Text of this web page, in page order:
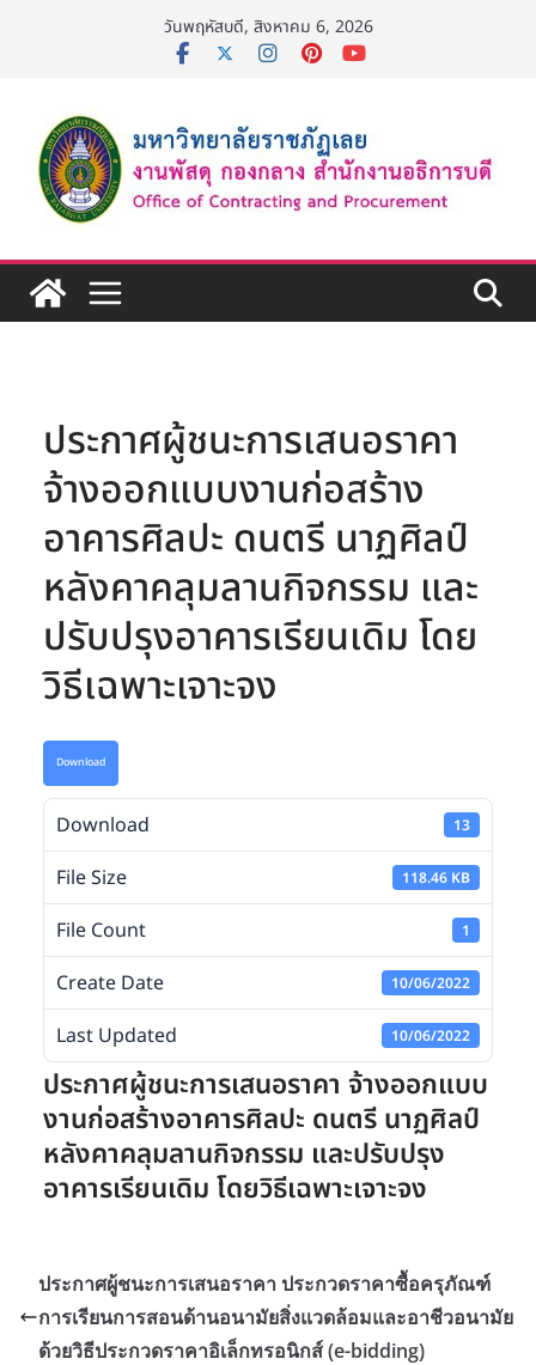
วันพฤหัสบดี, สิงหาคม 6, 2026
ประกาศผู้ชนะการเสนอราคา
จ้างออกแบบงานก่อสร้าง
อาคารศิลปะ ดนตรี นาฏศิลป์
หลังคาคลุมลานกิจกรรม และ
ปรับปรุงอาคารเรียนเดิม โดย
วิธีเฉพาะเจาะจง
Download
Download 13
File Size 118.46 KB
File Count 1
Create Date 10/06/2022
Last Updated 10/06/2022
ประกาศผู้ชนะการเสนอราคา จ้างออกแบบ
งานก่อสร้างอาคารศิลปะ ดนตรี นาฏศิลป์
หลังคาคลุมลานกิจกรรม และปรับปรุง
อาคารเรียนเดิม โดยวิธีเฉพาะเจาะจง
ประกาศผู้ชนะการเสนอราคา ประกวดราคาซื้อครุภัณฑ์
การเรียนการสอนด้านอนามัยสิ่งแวดล้อมและอาชีวอนามัย
ด้วยวิธีประกวดราคาอิเล็กทรอนิกส์ (e-bidding)